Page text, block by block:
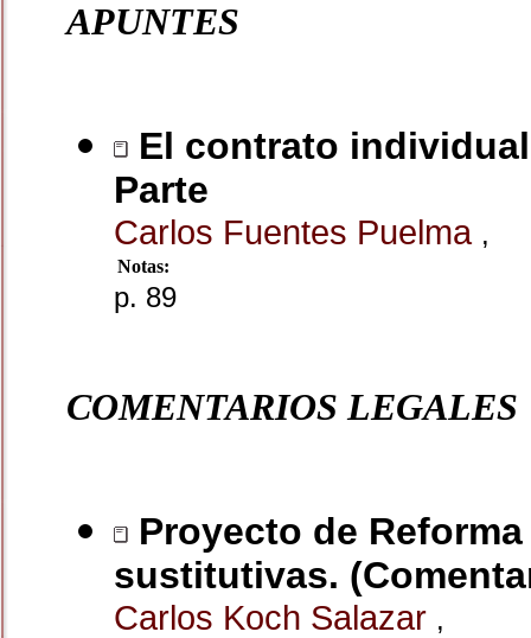
APUNTES
El contrato
Parte
Carlos Fuentes Puelma ,
Notas:
p. 89
COMENTARIOS LEGALES
Proyecto de
sustitutivas.
Carlos Koch Salazar ,